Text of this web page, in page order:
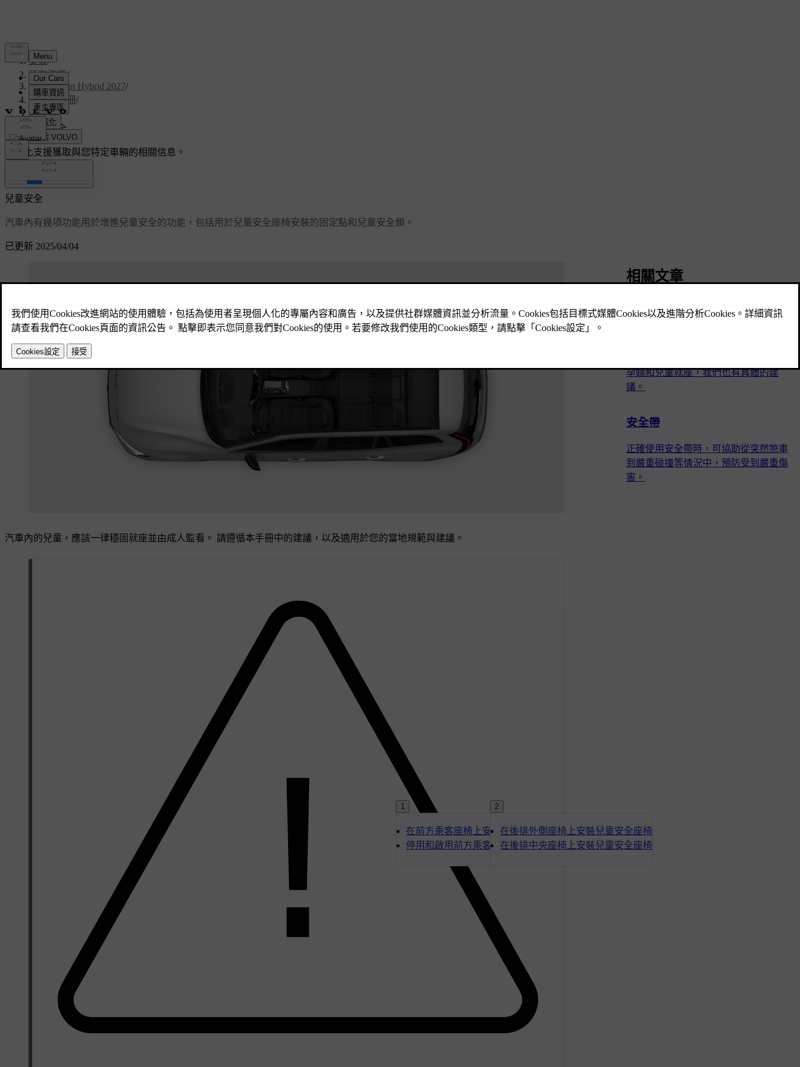
支援/
所有汽車/
V60 Plug-in Hybrid 2027/
使用者手冊/
安全/
兒童安全
客製化支援獲取與您特定車輛的相關信息。
已更新 2025/04/04
兒童安全
汽車內有幾項功能用於增進兒童安全的功能，包括用於兒童安全座椅安裝的固定點和兒童安全鎖。
1
在前方乘客座椅上安裝兒童安全座椅
停用和啟用前方乘客防護氣囊
2
在後排外側座椅上安裝兒童安全座椅
在後排中央座椅上安裝兒童安全座椅
汽車內的兒童，應該一律穩固就座並由成人監看。 請遵循本手冊中的建議，以及適用於您的當地規範與建議。
相關文章
正確就座
孕婦和兒童就座，我們也有具體的建
議。
安全帶
正確使用安全帶時，可協助從突然煞車
到嚴重碰撞等情況中，預防受到嚴重傷
害。